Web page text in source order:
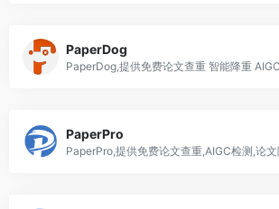
PaperDog
PaperPro